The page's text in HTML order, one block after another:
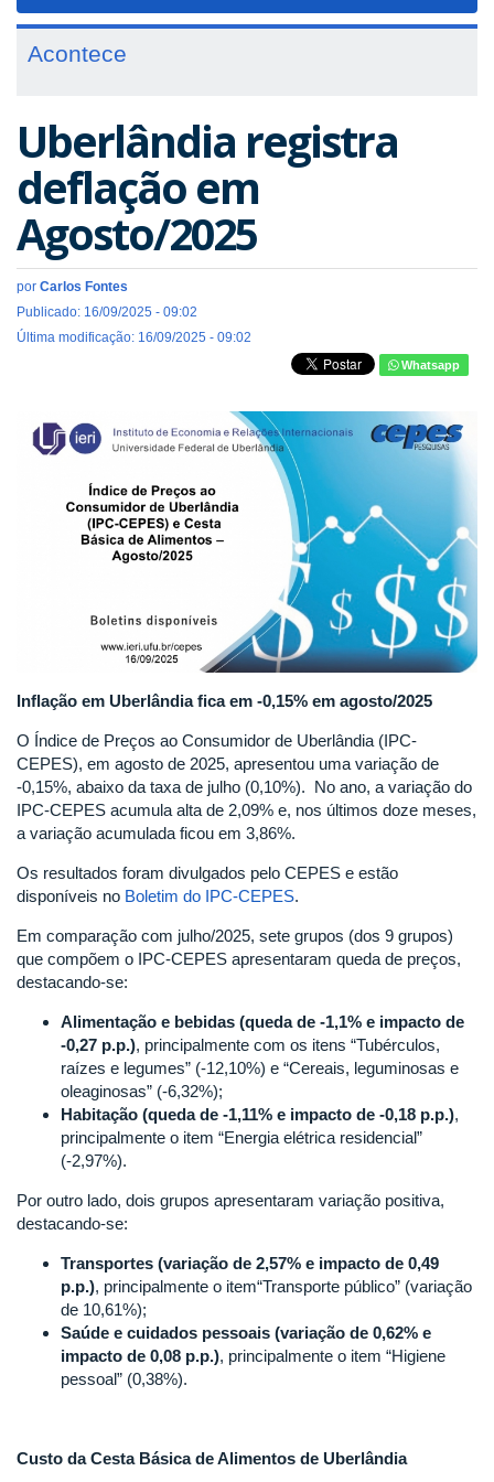
Acontece
Uberlândia registra
deflação em
Agosto/2025
por Carlos Fontes
Publicado: 16/09/2025 - 09:02
Última modificação: 16/09/2025 - 09:02
Whatsapp
Inflação em Uberlândia fica em -0,15% em agosto/2025
O Índice de Preços ao Consumidor de Uberlândia (IPC-
CEPES), em agosto de 2025, apresentou uma variação de
-0,15%, abaixo da taxa de julho (0,10%). No ano, a variação do
IPC-CEPES acumula alta de 2,09% e, nos últimos doze meses,
a variação acumulada ficou em 3,86%.
Os resultados foram divulgados pelo CEPES e estão
disponíveis no Boletim do IPC-CEPES.
Em comparação com julho/2025, sete grupos (dos 9 grupos)
que compõem o IPC-CEPES apresentaram queda de preços,
destacando-se:
Alimentação e bebidas (queda de -1,1% e impacto de
-0,27 p.p.), principalmente com os itens “Tubérculos,
raízes e legumes” (-12,10%) e “Cereais, leguminosas e
oleaginosas” (-6,32%);
Habitação (queda de -1,11% e impacto de -0,18 p.p.),
principalmente o item “Energia elétrica residencial”
(-2,97%).
Por outro lado, dois grupos apresentaram variação positiva,
destacando-se:
Transportes (variação de 2,57% e impacto de 0,49
p.p.), principalmente o item“Transporte público” (variação
de 10,61%);
Saúde e cuidados pessoais (variação de 0,62% e
impacto de 0,08 p.p.), principalmente o item “Higiene
pessoal” (0,38%).
Custo da Cesta Básica de Alimentos de Uberlândia